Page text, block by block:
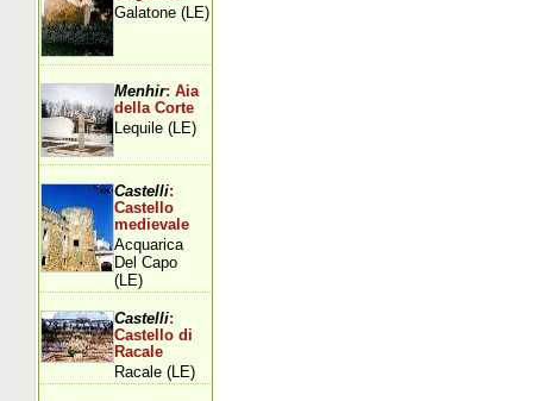
Galatone (LE)
Menhir: Aia
della Corte
Lequile (LE)
Castelli:
Castello
medievale
Acquarica
Del Capo
(LE)
Castelli:
Castello di
Racale
Racale (LE)